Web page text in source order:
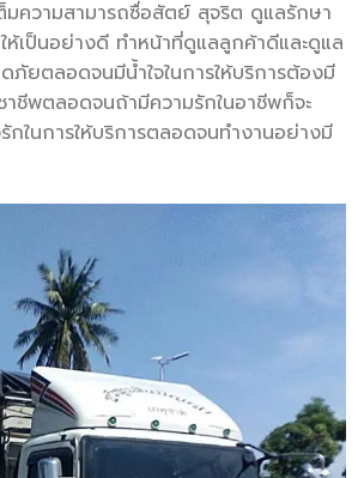
มความสามารถซื่อสัตย์ สุจริต ดูแลรักษา
เป็นอย่างดี ทำหน้าที่ดูแลลูกค้าดีและดูแล
ภัยตลอดจนมีน้ำใจในการให้บริการต้องมี
ชีพตลอดจนถ้ามีความรักในอาชีพก็จะ
รักในการให้บริการตลอดจนทำงานอย่างมี